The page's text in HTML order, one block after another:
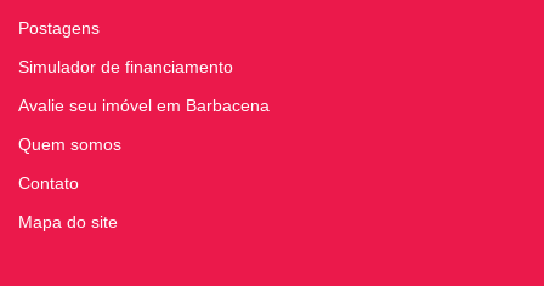
Postagens
Simulador de financiamento
Avalie seu imóvel em Barbacena
Quem somos
Contato
Mapa do site